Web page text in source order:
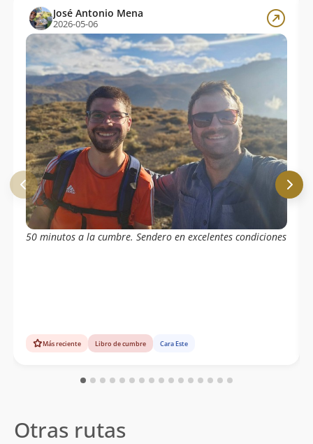
José Antonio Mena
2026-05-06
50 minutos a la cumbre. Sendero en excelentes condiciones
Más reciente Libro de cumbre Cara Este
Otras rutas